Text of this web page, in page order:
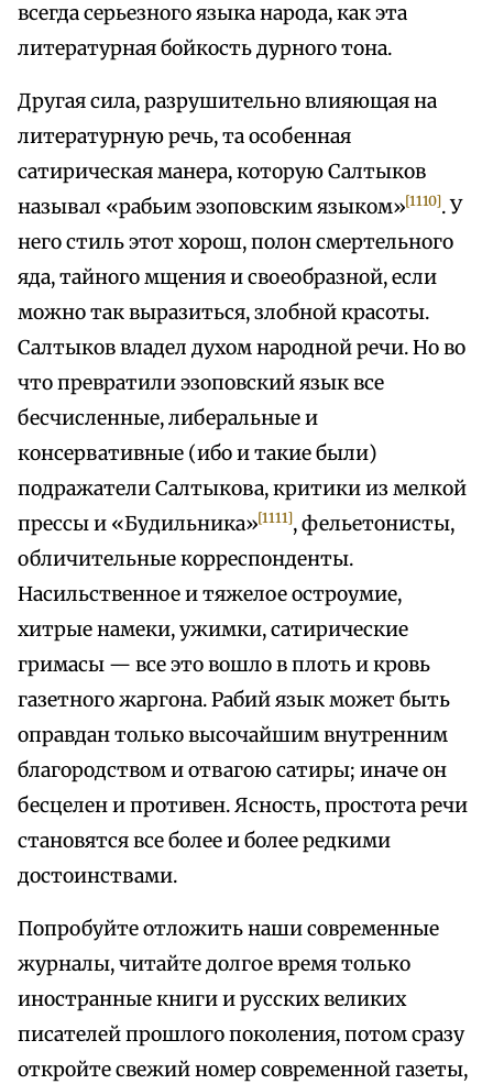
всегда серьезного языка народа, как эта
литературная бойкость дурного тона.
Другая сила, разрушительно влияющая на
литературную речь, та особенная
сатирическая манера, которую Салтыков
называл «рабьим эзоповским языком»[1110]. У
него стиль этот хорош, полон смертельного
яда, тайного мщения и своеобразной, если
можно так выразиться, злобной красоты.
Салтыков владел духом народной речи. Но во
что превратили эзоповский язык все
бесчисленные, либеральные и
консервативные (ибо и такие были)
подражатели Салтыкова, критики из мелкой
прессы и «Будильника»[1111], фельетонисты,
обличительные корреспонденты.
Насильственное и тяжелое остроумие,
хитрые намеки, ужимки, сатирические
гримасы — все это вошло в плоть и кровь
газетного жаргона. Рабий язык может быть
оправдан только высочайшим внутренним
благородством и отвагою сатиры; иначе он
бесцелен и противен. Ясность, простота речи
становятся все более и более редкими
достоинствами.
Попробуйте отложить наши современные
журналы, читайте долгое время только
иностранные книги и русских великих
писателей прошлого поколения, потом сразу
откройте свежий номер современной газеты,